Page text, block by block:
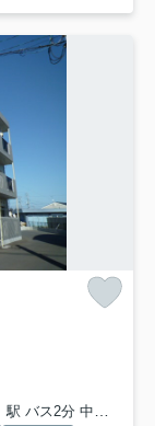
部バス「中須賀団地前」 停歩1分